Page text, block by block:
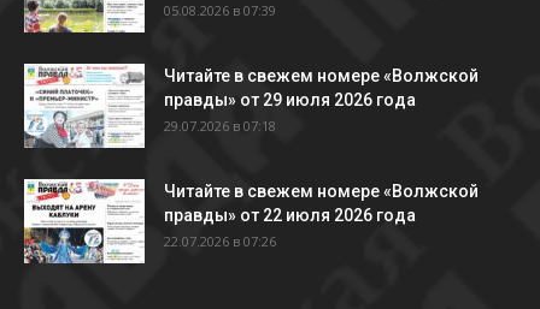
05.08.2026 в 07:39
Читайте в свежем номере «Волжской
правды» от 29 июля 2026 года
29.07.2026 в 07:18
Читайте в свежем номере «Волжской
правды» от 22 июля 2026 года
22.07.2026 в 07:26